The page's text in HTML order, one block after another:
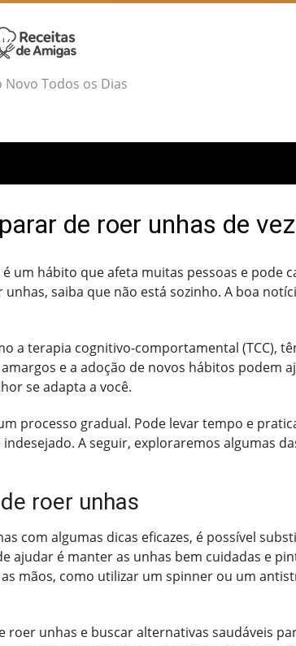
Novo Todos os Dias
de roer unhas de
um hábito que afeta muitas pessoas e pode
saiba que não está sozinho. A boa
a terapia cognitivo-comportamental (TCC),
e a adoção de novos hábitos podem
se adapta a você.
processo gradual. Pode levar tempo e
A seguir, exploraremos algumas
roer unhas
com algumas dicas eficazes, é possível
ajudar é manter as unhas bem cuidadas e
mãos, como utilizar um spinner ou um
unhas e buscar alternativas saudáveis